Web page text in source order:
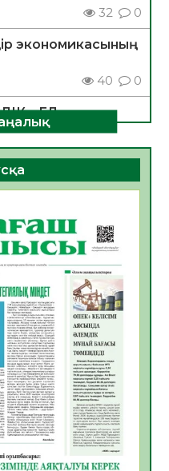
32 0
экономикасының
40 0
– ЕЛ
37 0
БОЛАШАҚҚА
қарсы иммундау
41
37
37
полиция
астам
қамтамасыз етті